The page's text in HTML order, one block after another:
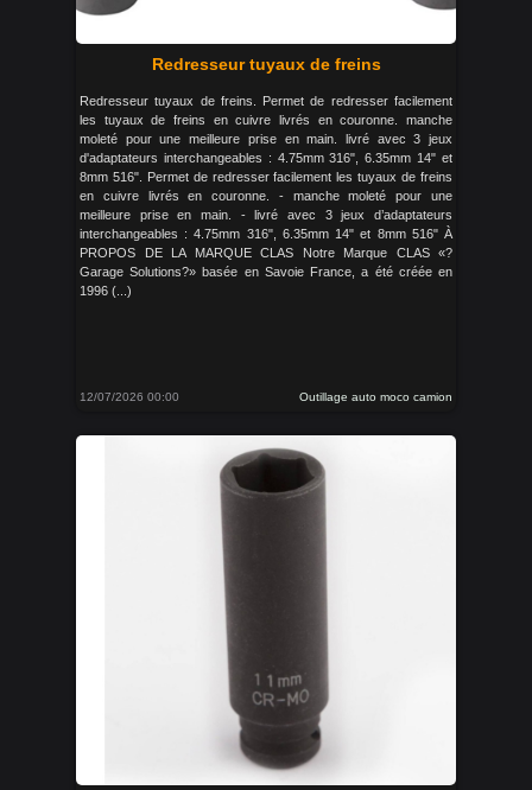
Redresseur tuyaux de freins
Redresseur tuyaux de freins. Permet de redresser facilement
les tuyaux de freins en cuivre livrés en couronne. manche
moleté pour une meilleure prise en main. livré avec 3 jeux
d'adaptateurs interchangeables : 4.75mm 316", 6.35mm 14" et
8mm 516". Permet de redresser facilement les tuyaux de freins
en cuivre livrés en couronne. - manche moleté pour une
meilleure prise en main. - livré avec 3 jeux d’adaptateurs
interchangeables : 4.75mm 316", 6.35mm 14" et 8mm 516" À
PROPOS DE LA MARQUE CLAS Notre Marque CLAS «?
Garage Solutions?» basée en Savoie France, a été créée en
1996 (...)
12/07/2026 00:00 Outillage auto moco camion